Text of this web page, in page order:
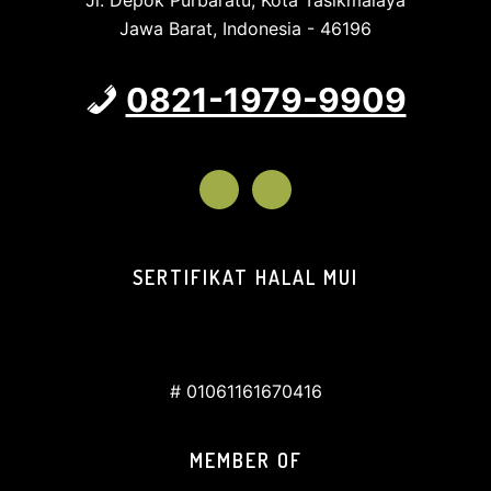
Jawa Barat, Indonesia - 46196
0821-1979-9909
SERTIFIKAT HALAL MUI
# 01061161670416
MEMBER OF